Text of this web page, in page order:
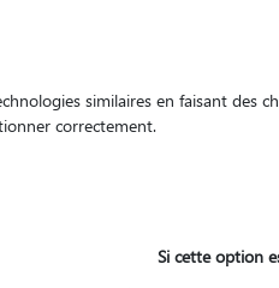
similaires en faisant des
correctement.
Si cette option